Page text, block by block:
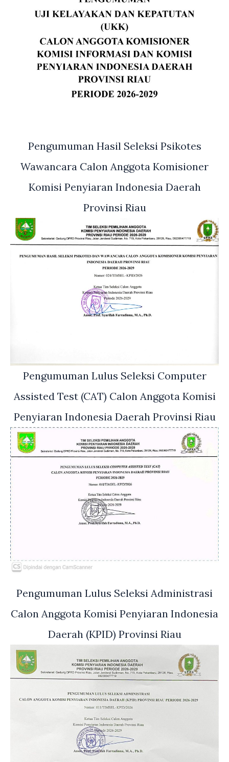
Pengumuman Hasil Seleksi Psikotes
Wawancara Calon Anggota Komisioner
Komisi Penyiaran Indonesia Daerah
Provinsi Riau
Pengumuman Lulus Seleksi Computer
Assisted Test (CAT) Calon Anggota Komisi
Penyiaran Indonesia Daerah Provinsi Riau
Pengumuman Lulus Seleksi Administrasi
Calon Anggota Komisi Penyiaran Indonesia
Daerah (KPID) Provinsi Riau